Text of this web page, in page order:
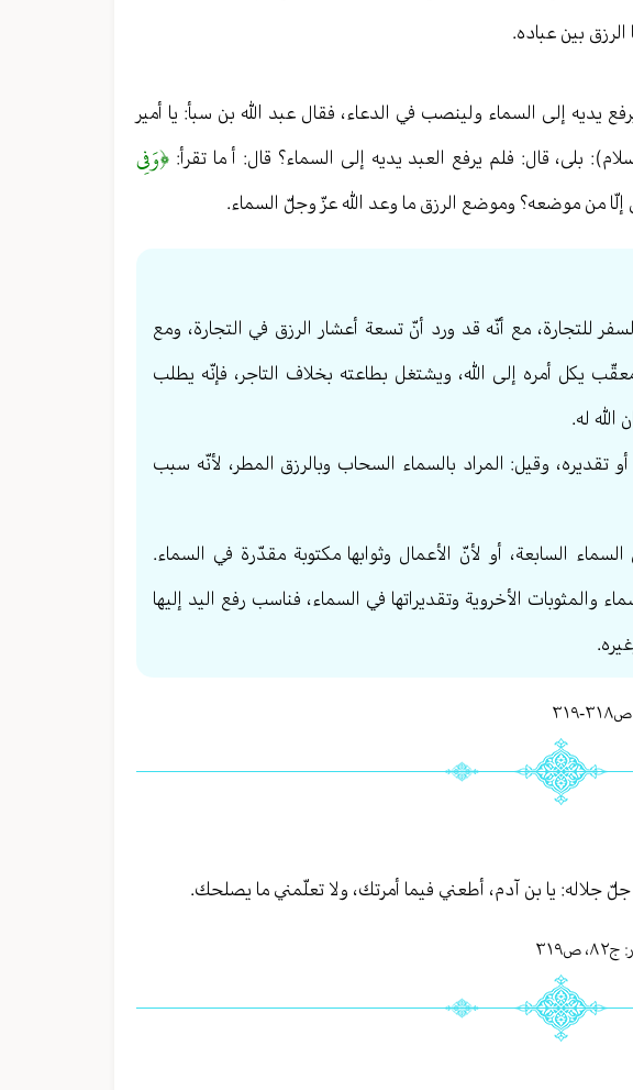
بين عباده.
يديه إلى السماء ولينصب في الدعاء، فقال عبد الله بن سبأ: يا أمير
بلى، قال: فلم يرفع العبد يديه إلى السماء؟ قال: أ ما تقرأ: ﴿وَفِي
من موضعه؟ وموضع الرزق ما وعد الله عزّ وجلّ السماء.
للتجارة، مع أنّه قد ورد أنّ تسعة أعشار الرزق في التجارة، ومع
يكل أمره إلى الله، ويشتغل بطاعته بخلاف التاجر، فإنّه يطلب
له.
تقديره، وقيل: المراد بالسماء السحاب وبالرزق المطر، لأنّه سبب
السابعة، أو لأنّ الأعمال وثوابها مكتوبة مقدّرة في السماء.
والمثوبات الأخروية وتقديراتها في السماء، فناسب رفع اليد إليها
ص٣١٨-٣١٩
جلاله: يا بن آدم، أطعني فيما أمرتك، ولا تعلّمني ما يصلحك.
ج٨٢، ص٣١٩